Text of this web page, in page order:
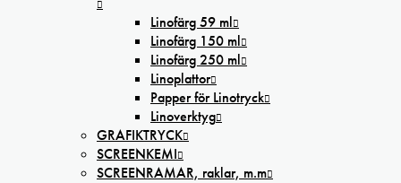
Linofärg 59 ml
Linofärg 150 ml
Linofärg 250 ml
Linoplattor
Papper för Linotryck
Linoverktyg
GRAFIKTRYCK
SCREENKEMI
SCREENRAMAR, raklar, m.m